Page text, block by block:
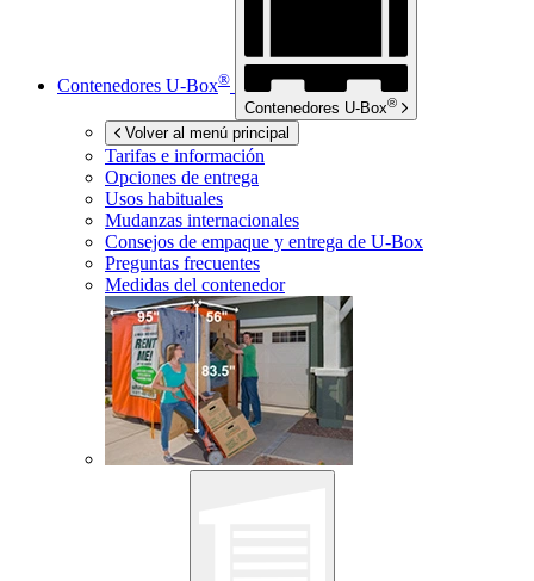
Contenedores U-Box®
Contenedores U-Box®
Volver al menú principal
Tarifas e información
Opciones de entrega
Usos habituales
Mudanzas internacionales
Consejos de empaque y entrega de U-Box
Preguntas frecuentes
Medidas del contenedor